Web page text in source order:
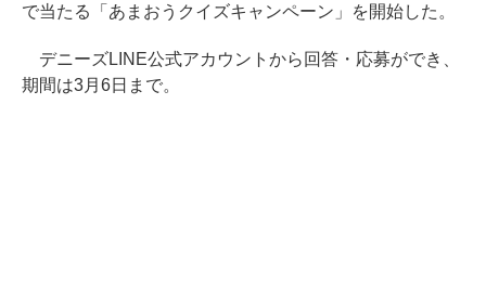
で当たる「あまおうクイズキャンペーン」を開始した。
デニーズLINE公式アカウントから回答・応募ができ、
期間は3月6日まで。